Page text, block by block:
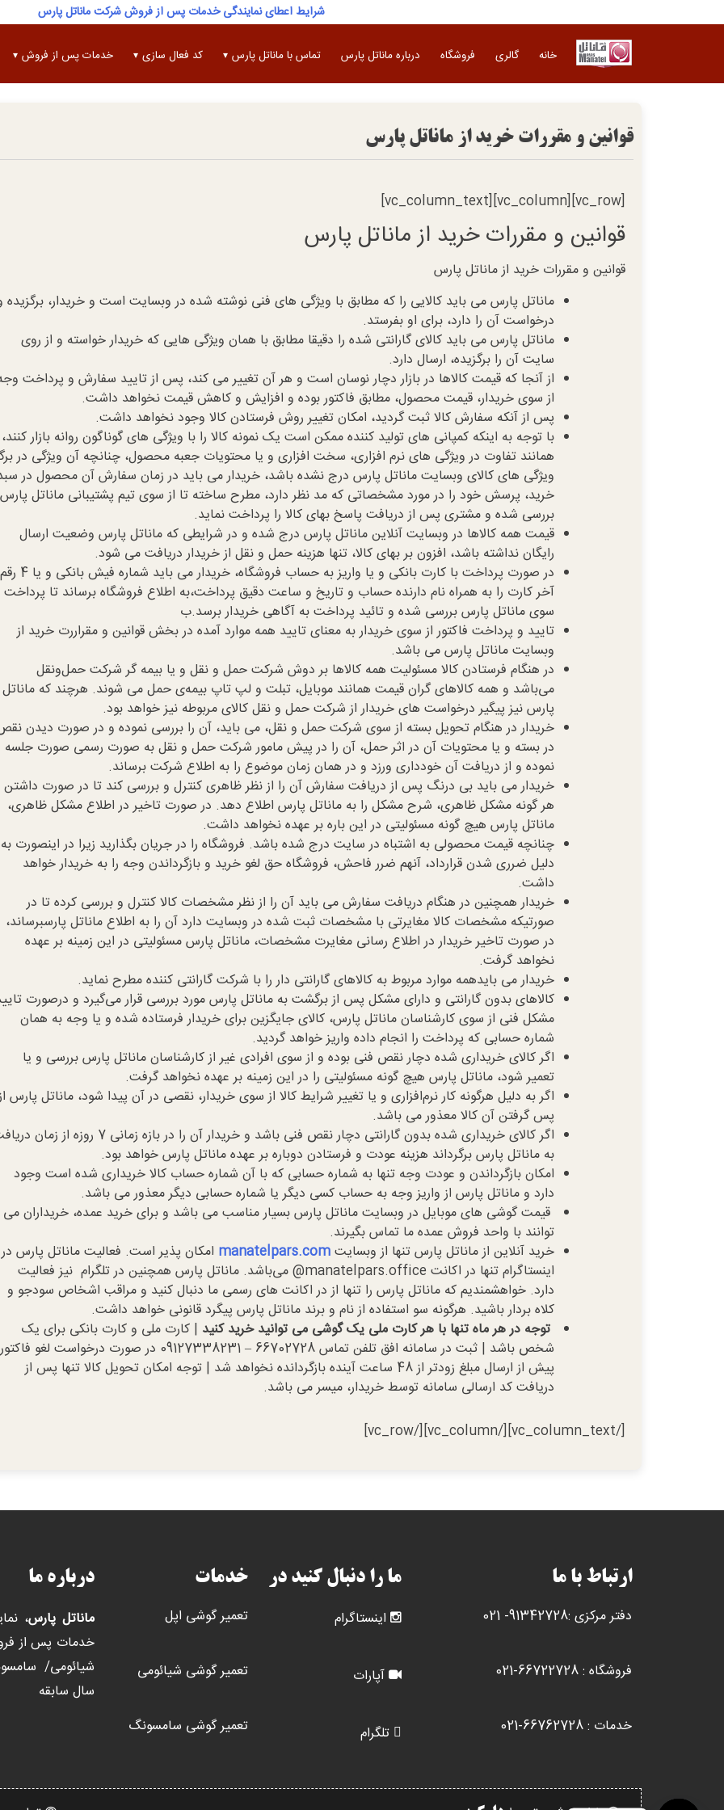
to
شرایط اعطای نمایندگی خدمات پس از فروش شرکت ماناتل پارس
خانه گالری فروشگاه درباره ماناتل پارس تماس با ماناتل پارس کد فعال سازی خدمات پس از فروش
قوانین و مقررات خرید از ماناتل پارس
[vc_row][vc_column][vc_column_text]
قوانین و مقررات خرید از ماناتل پارس
قوانین و مقررات خرید از ماناتل پارس
ماناتل پارس می باید کالایی را که مطابق با ویژگی های فنی نوشته شده در وبسایت است و خریدار، برگزیده
درخواست آن را دارد، برای او بفرستد.
ماناتل پارس می باید کالای گارانتی شده را دقیقا مطابق با همان ویژگی هایی که خریدار خواسته و از روی
سایت آن را برگزیده، ارسال دارد.
از آنجا که قیمت کالاها در بازار دچار نوسان است و هر آن تغییر می کند، پس از تایید سفارش و پرداخت
از سوی خریدار، قیمت محصول، مطابق فاکتور بوده و افزایش و کاهش قیمت نخواهد داشت.
پس از آنکه سفارش کالا ثبت گردید، امکان تغییر روش فرستادن کالا وجود نخواهد داشت.
با توجه به اینکه کمپانی های تولید کننده ممکن است یک نمونه کالا را با ویژگی های گوناگون روانه بازار کنند،
همانند تفاوت در ویژگی های نرم افزاری، سخت افزاری و یا محتویات جعبه محصول، چنانچه آن ویژگی در
ویژگی های کالای وبسایت ماناتل پارس درج نشده باشد، خریدار می باید در زمان سفارش آن محصول در
خرید، پرسش خود را در مورد مشخصاتی که مد نظر دارد، مطرح ساخته تا از سوی تیم پشتیبانی ماناتل پارس
بررسی شده و مشتری پس از دریافت پاسخ بهای کالا را پرداخت نماید.
قیمت همه كالاها در وبسایت آنلاین ماناتل پارس درج شده و در شرایطی که ماناتل پارس وضعیت ارسال
رایگان نداشته باشد، افزون بر بهای کالا، تنها هزینه حمل و نقل از خریدار دریافت می شود.
در صورت پرداخت با كارت بانکی و یا واریز به حساب فروشگاه، خریدار می باید شماره فیش بانكی و یا 4 رقم
آخر کارت را به همراه نام دارنده حساب و تاریخ و ساعت دقیق پرداخت،به اطلاع فروشگاه برساند تا پرداخت
سوی ماناتل پارس بررسی شده و تائید پرداخت به آگاهی خریدار برسد.ب
تایید و پرداخت فاكتور از سوی خریدار به معنای تایید همه موارد آمده در بخش قوانین و مقراررت خرید از
وبسایت ماناتل پارس می باشد.
در هنگام فرستادن کالا مسئولیت همه كالاها بر دوش شرکت حمل ‌و ‌نقل و یا بیمه‌ گر شركت حمل‌و‌نقل
می‌باشد و همه کالاهای گران قیمت همانند موبایل، تبلت و لپ تاپ بیمه‌ی حمل می شوند. هرچند که ماناتل
پارس نیز پیگیر درخواست های خریدار از شرکت حمل و نقل کالای مربوطه نیز خواهد بود.
خریدار در هنگام تحویل بسته از سوی شرکت حمل و نقل، می باید، آن را بررسی نموده و در صورت دیدن
در بسته و یا محتویات آن در اثر حمل، آن را در پیش مامور شرکت حمل و نقل به صورت رسمی صورت جلسه
نموده و از دریافت آن خودداری ورزد و در همان زمان موضوع را به اطلاع شرکت برساند.
خریدار می باید بی درنگ پس از دریافت سفارش آن را از نظر ظاهری کنترل و بررسی کند تا در صورت داشتن
هر گونه مشکل ظاهری، شرح مشکل را به ماناتل پارس اطلاع دهد. در صورت تاخیر در اطلاع مشکل ظاهری،
ماناتل پارس هیچ گونه مسئولیتی در این باره بر عهده نخواهد داشت.
چنانچه قیمت محصولی به اشتباه در سایت درج شده باشد. فروشگاه را در جریان بگذارید زیرا در اینصورت به
دلیل ضرری شدن قرارداد، آنهم ضرر فاحش، فروشگاه حق لغو خرید و بازگرداندن وجه را به خریدار خواهد
داشت.
خریدار همچنین در هنگام دریافت سفارش می باید آن را از نظر مشخصات کالا کنترل و بررسی کرده تا در
صورتیکه مشخصات کالا مغایرتی با مشخصات ثبت شده در وبسایت دارد آن را به اطلاع ماناتل پارسبرساند،
در صورت تاخیر خریدار در اطلاع رسانی مغایرت مشخصات، ماناتل پارس مسئولیتی در این زمینه بر عهده
نخواهد گرفت.
خریدار می بایدهمه موارد مربوط به کالاهای گارانتی دار را با شرکت گارانتی کننده مطرح نماید.
کالاهای بدون گارانتی و دارای مشکل پس از برگشت به ماناتل پارس مورد بررسی قرار می‌گیرد و درصورت
مشکل فنی از سوی کارشناسان ماناتل پارس، کالای جایگزین برای خریدار فرستاده شده و یا وجه به همان
شماره حسابی که پرداخت را انجام داده واریز خواهد گردید.
اگر كالای خریداری شده دچار نقص فنی بوده و از سوی افرادی غیر از كارشناسان ماناتل پارس بررسی و یا
تعمیر شود، ماناتل پارس هیچ گونه مسئولیتی را در این زمینه بر عهده نخواهد گرفت.
اگر به دلیل هرگونه كار نرم‌افزاری و یا تغییر شرایط کالا از سوی خریدار، نقصی در آن پیدا شود، ماناتل پارس
پس گرفتن آن كالا معذور می باشد.
اگر كالای خریداری شده بدون گارانتی دچار نقص فنی باشد و خریدار آن را در بازه زمانی 7 روزه از
به ماناتل پارس برگرداند هزینه عودت و فرستادن دوباره بر عهده ماناتل پارس خواهد بود.
امکان بازگرداندن و عودت وجه تنها به شماره حسابی که با آن شماره حساب کالا خریداری شده است وجود
دارد و ماناتل پارس از واریز وجه به حساب کسی دیگر یا شماره حسابی دیگر معذور می باشد.
قیمت گوشی های موبایل در وبسایت ماناتل پارس بسیار مناسب می باشد و برای خرید عمده، خریداران می
توانند با واحد فروش عمده ما تماس بگیرند.
خرید آنلاین از ماناتل پارس تنها از وبسایتmanatelpars.com امکان پذیر است. فعالیت ماناتل پارس در
اینستاگرام تنها در اکانت manatelpars.office@ می‌باشد. ماناتل پارس همچنین در تلگرام نیز فعالیت
دارد. خواهشمندیم که ماناتل پارس را تنها از در اکانت های رسمی ما دنبال کنید و مراقب اشخاص سودجو و
کلاه بردار باشید. هرگونه سو استفاده از نام و برند ماناتل پارس پیگرد قانونی خواهد داشت.
توجه در هر ماه تنها با هر کارت ملی یک گوشی می توانید خرید کنید | کارت ملی و کارت بانکی برای یک
شخص باشد | ثبت در سامانه افق تلفن تماس 66702728 – 09127338231 در صورت درخواست لغو فاکتور
پیش از ارسال مبلغ زودتر از 48 ساعت آینده بازگردانده نخواهد شد | توجه امکان تحویل کالا تنها پس از
دریافت کد ارسالی سامانه توسط خریدار، میسر می باشد.
[/vc_column_text][/vc_column][/vc_row]
ارتباط با ما
دفتر مرکزی :91342728- 021
فروشگاه : 66722728-021
خدمات : 66762728-021
ما را دنبال کنید در
اینستاگرام
آپارات
تلگرام
خدمات
تعمیر گوشی اپل
تعمیر گوشی شیائومی
تعمیر گوشی سامسونگ
درباره ما
ماناتل پارس،
خدمات پس از
سال سابقه